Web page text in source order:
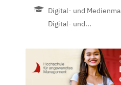
Digital- und
Digital- und...